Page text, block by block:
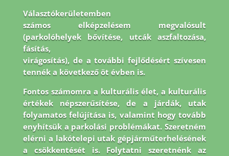
Választókerületemben
számos elképzelésem megvalósult
(parkolóhelyek bővítése, utcák aszfaltozása,
fásítás,
virágosítás), de a további fejlődésért szívesen
tennék a következő öt évben is.
Fontos számomra a kulturális élet, a kulturális
értékek népszerűsítése, de a járdák, utak
folyamatosfelújítása is, valamint hogy tovább
enyhítsük a parkolási problémákat. Szeretném
elérni a lakótelepi utak gépjárműterhelésének
a csökkentését is. Folytatni szeretnénk az